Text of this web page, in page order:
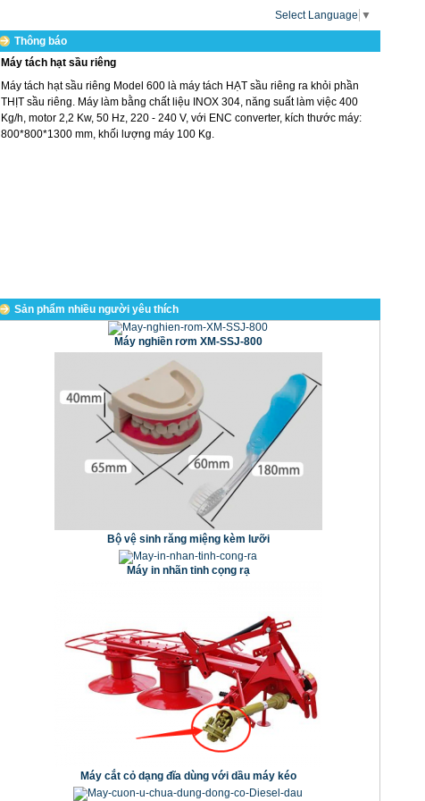
Select Language ▼
Thông báo
Máy tách hạt sầu riêng
Máy tách hạt sầu riêng Model 600 là máy tách HẠT sầu riêng ra khỏi phần
THỊT sầu riêng. Máy làm bằng chất liệu INOX 304, năng suất làm việc 400
Kg/h, motor 2,2 Kw, 50 Hz, 220 - 240 V, với ENC converter, kích thước máy:
800*800*1300 mm, khối lượng máy 100 Kg.
Sản phẩm nhiều người yêu thích
Máy nghiền rơm XM-SSJ-800
Bộ vệ sinh răng miệng kèm lưỡi
Máy in nhãn tinh cọng rạ
Máy cắt cỏ dạng đĩa dùng với dầu máy kéo